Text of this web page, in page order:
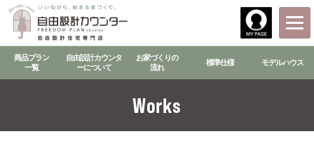
商品プラン
一覧
自由設計カウンタ
ーについて
お家づくりの
流れ
標準仕様 モデルハウス
Works